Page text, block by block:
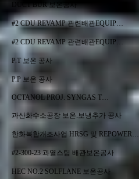
DUCT BUR 보온공사
#2 CDU REVAMP 관련배관EQUIP…
#2 CDU REVAMP 관련배관EQUIP…
P.T 보온 공사
P.P 보온 공사
OCTANOL PROJ. SYNGAS T…
과산화수소공장 보온.보냉추가 공사
한화복합개조사업 HRSG 및 REPOWER…
#2-300-23 과열스팀 배관보온공사
HEC NO.2 SOLFLANE 보온공사